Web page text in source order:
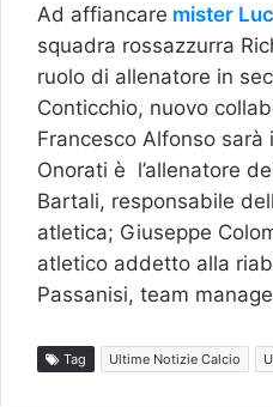
Ad affiancare mister
squadra rossazzurra
ruolo di allenatore in
Conticchio, nuovo
Francesco Alfonso
Onorati è l’allenatore
Bartali, responsabile
atletica; Giuseppe
atletico addetto alla
Passanisi, team
Tag Ultime Notizie Calcio